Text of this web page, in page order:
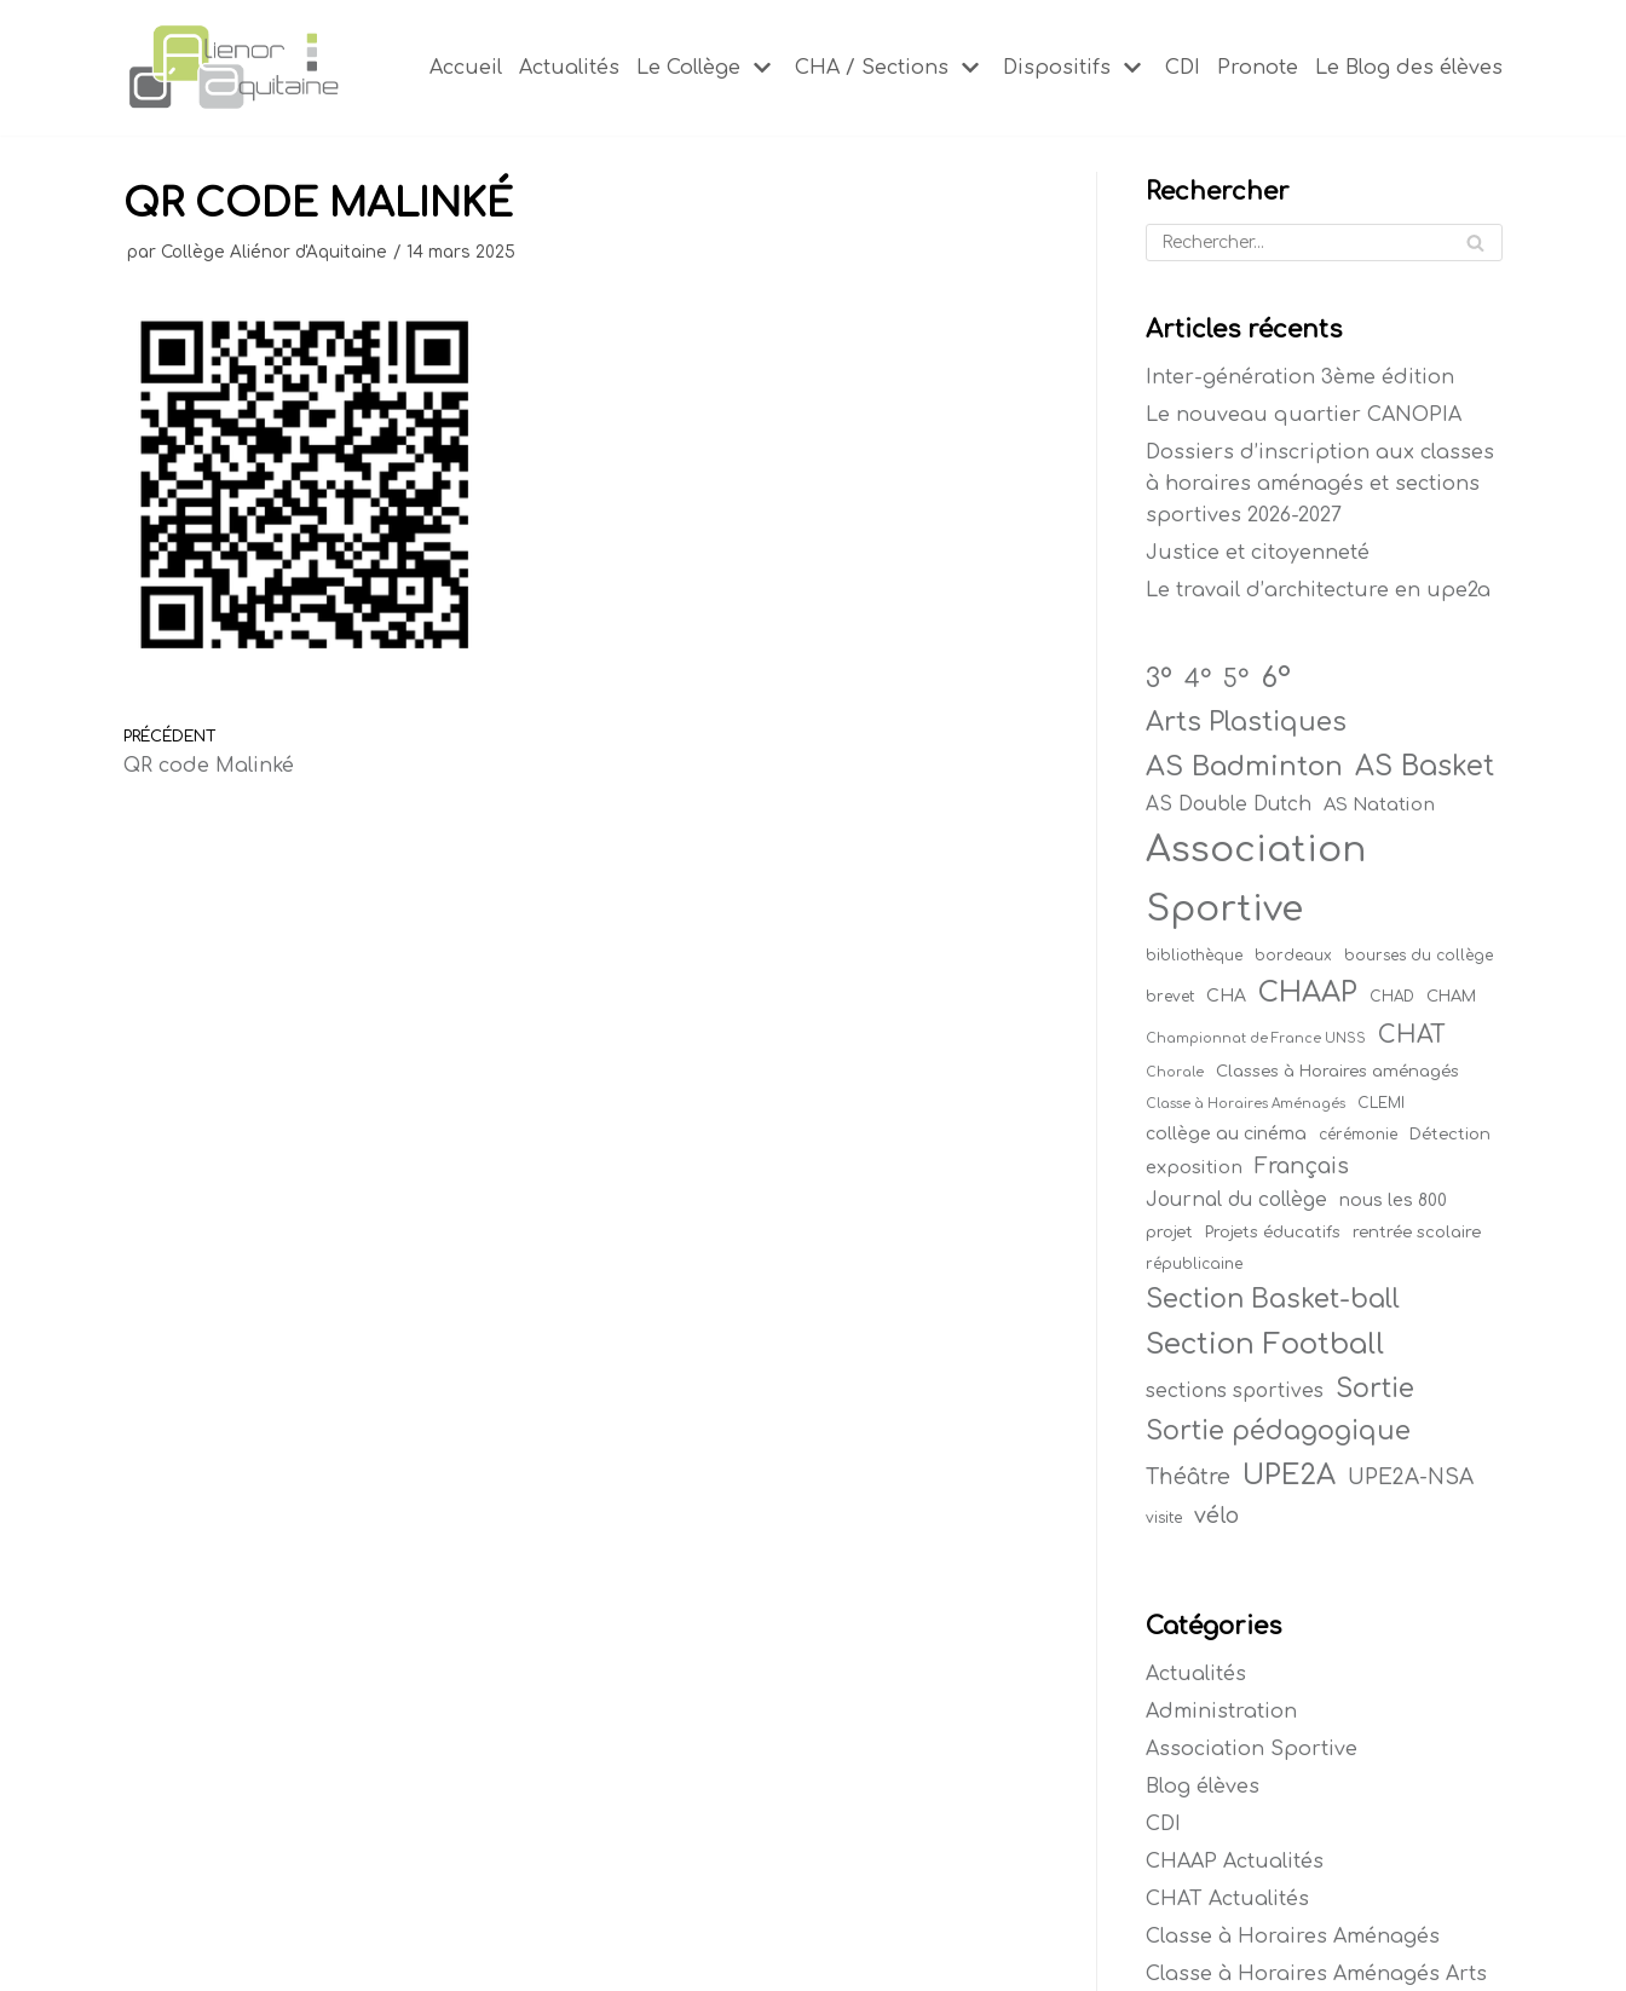
Accueil Actualités Le Collège CHA / Sections Dispositifs CDI Pronote Le Blog des élèves
QR CODE MALINKÉ
par Collège Aliénor d'Aquitaine 14 mars 2025
PRÉCÉDENT
QR code Malinké
Rechercher
Articles récents
Inter-génération 3ème édition
Le nouveau quartier CANOPIA
Dossiers d’inscription aux classes
à horaires aménagés et sections
sportives 2026-2027
Justice et citoyenneté
Le travail d’architecture en upe2a
3° 4° 5° 6°
Arts Plastiques
AS Badminton AS Basket
AS Double Dutch AS Natation
Association
Sportive
bibliothèque bordeaux bourses du collège
brevet CHA CHAAP CHAD CHAM
Championnat de France UNSS CHAT
Chorale Classes à Horaires aménagés
Classe à Horaires Aménagés CLEMI
collège au cinéma cérémonie Détection
exposition Français
Journal du collège
nous les 800
projet
Projets éducatifs rentrée scolaire
républicaine
Section Basket-ball
Section Football
sections sportives
Sortie
Sortie pédagogique
Théâtre UPE2A UPE2A-NSA
visite vélo
Catégories
Actualités
Administration
Association Sportive
Blog élèves
CDI
CHAAP Actualités
CHAT Actualités
Classe à Horaires Aménagés
Classe à Horaires Aménagés Arts